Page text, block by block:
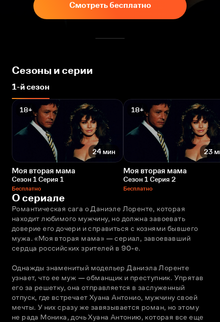
Смотреть бесплатно
Сезоны и серии
1-й сезон
18+
24 мин
Моя вторая мама
Сезон 1 Серия 1
Бесплатно
18+
23
Моя вторая мама
Сезон 1 Серия 2
Бесплатно
О сериале
Романтическая сага о Даниэле Лоренте, которая
находит любимого мужчину, но должна завоевать
доверие его дочери и справиться с кознями бывшего
мужа. «Моя вторая мама» — сериал, завоевавший
сердца российских зрителей в 90-е.
Однажды знаменитый модельер Даниэла Лоренте
узнает, что ее муж — обманщик и преступник. Упрятав
его за решетку, она отправляется в заслуженный
отпуск, где встречает Хуана Антонио, мужчину своей
мечты. У них сразу же завязывается роман, но этому
не рада Моника, дочь Хуана Антонию, которая все еще